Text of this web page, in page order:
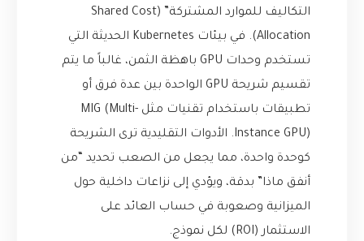
التكاليف للموارد المشتركة” (Shared Cost
Allocation). في بيئات Kubernetes الحديثة التي
تستخدم وحدات GPU باهظة الثمن، غالباً ما يتم
تقسيم شريحة GPU الواحدة بين عدة فرق أو
تطبيقات باستخدام تقنيات مثل MIG (Multi-
Instance GPU). الأدوات التقليدية ترى الشريحة
كوحدة واحدة، مما يجعل من الصعب تحديد “من
أنفق ماذا” بدقة، ويؤدي إلى نزاعات داخلية حول
الميزانية وصعوبة في حساب العائد على
الاستثمار (ROI) لكل نموذج.